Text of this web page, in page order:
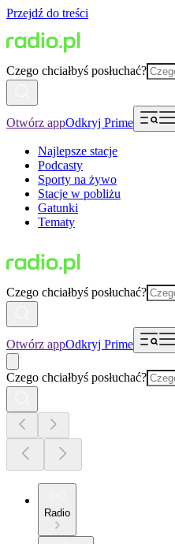
Przejdź do treści
Czego chciałbyś posłuchać?
Otwórz appOdkryj Prime
Najlepsze stacje
Podcasty
Sporty na żywo
Stacje w pobliżu
Gatunki
Tematy
Czego chciałbyś posłuchać?
Otwórz appOdkryj Prime
Czego chciałbyś posłuchać?
Radio